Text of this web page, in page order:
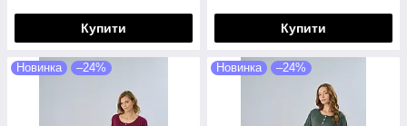
Купити Купити
Новинка –24% Новинка –24%